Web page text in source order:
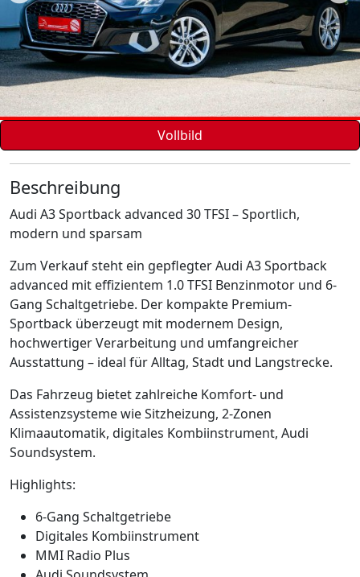
Vollbild
Beschreibung
Audi A3 Sportback advanced 30 TFSI – Sportlich,
modern und sparsam
Zum Verkauf steht ein gepflegter Audi A3 Sportback
advanced mit effizientem 1.0 TFSI Benzinmotor und 6-
Gang Schaltgetriebe. Der kompakte Premium-
Sportback überzeugt mit modernem Design,
hochwertiger Verarbeitung und umfangreicher
Ausstattung – ideal für Alltag, Stadt und Langstrecke.
Das Fahrzeug bietet zahlreiche Komfort- und
Assistenzsysteme wie Sitzheizung, 2-Zonen
Klimaautomatik, digitales Kombiinstrument, Audi
Soundsystem.
Highlights:
6-Gang Schaltgetriebe
Digitales Kombiinstrument
MMI Radio Plus